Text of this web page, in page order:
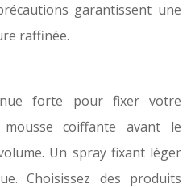
garantissent une
raffinée.
forte pour fixer votre
coiffante avant le
Un spray fixant léger
Choisissez des produits